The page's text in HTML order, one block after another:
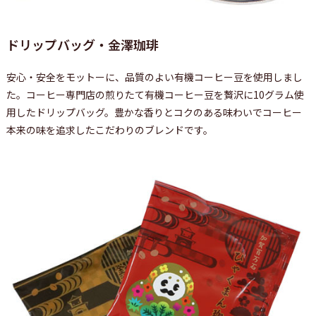
ドリップバッグ・金澤珈琲
安心・安全をモットーに、品質のよい有機コーヒー豆を使用しまし
た。コーヒー専門店の煎りたて有機コーヒー豆を贅沢に10グラム使
用したドリップバッグ。豊かな香りとコクのある味わいでコーヒー
本来の味を追求したこだわりのブレンドです。